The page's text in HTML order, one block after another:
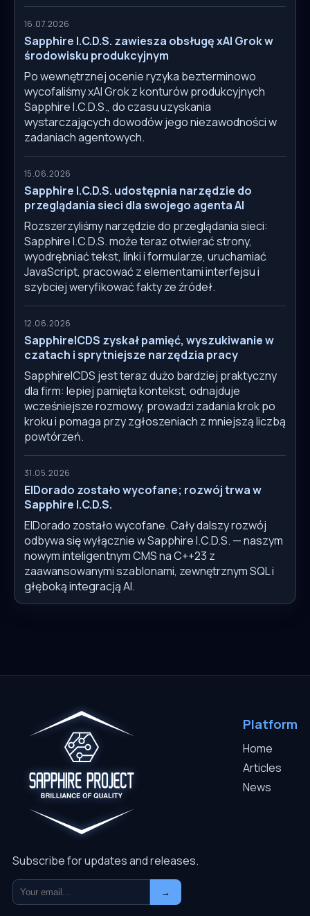
16.07.2026
Sapphire I.C.D.S. zawiesza obsługę xAI Grok w
środowisku produkcyjnym
Po wewnętrznej ocenie ryzyka bezterminowo
wycofaliśmy xAI Grok z konturów produkcyjnych
Sapphire I.C.D.S., do czasu uzyskania
wystarczających dowodów jego niezawodności w
zadaniach agentowych.
15.06.2026
Sapphire I.C.D.S. udostępnia narzędzie do
przeglądania sieci dla swojego agenta AI
Rozszerzyliśmy narzędzie do przeglądania sieci:
Sapphire I.C.D.S. może teraz otwierać strony,
wyodrębniać tekst, linki i formularze, uruchamiać
JavaScript, pracować z elementami interfejsu i
szybciej weryfikować fakty ze źródeł.
12.06.2026
SapphireICDS zyskał pamięć, wyszukiwanie w
czatach i sprytniejsze narzędzia pracy
SapphireICDS jest teraz dużo bardziej praktyczny
dla firm: lepiej pamięta kontekst, odnajduje
wcześniejsze rozmowy, prowadzi zadania krok po
kroku i pomaga przy zgłoszeniach z mniejszą liczbą
powtórzeń.
31.05.2026
ElDorado zostało wycofane; rozwój trwa w
Sapphire I.C.D.S.
ElDorado zostało wycofane. Cały dalszy rozwój
odbywa się wyłącznie w Sapphire I.C.D.S. — naszym
nowym inteligentnym CMS na C++23 z
zaawansowanymi szablonami, zewnętrznym SQL i
głęboką integracją AI.
Subscribe for updates and releases.
→
Platform
Home
Articles
News